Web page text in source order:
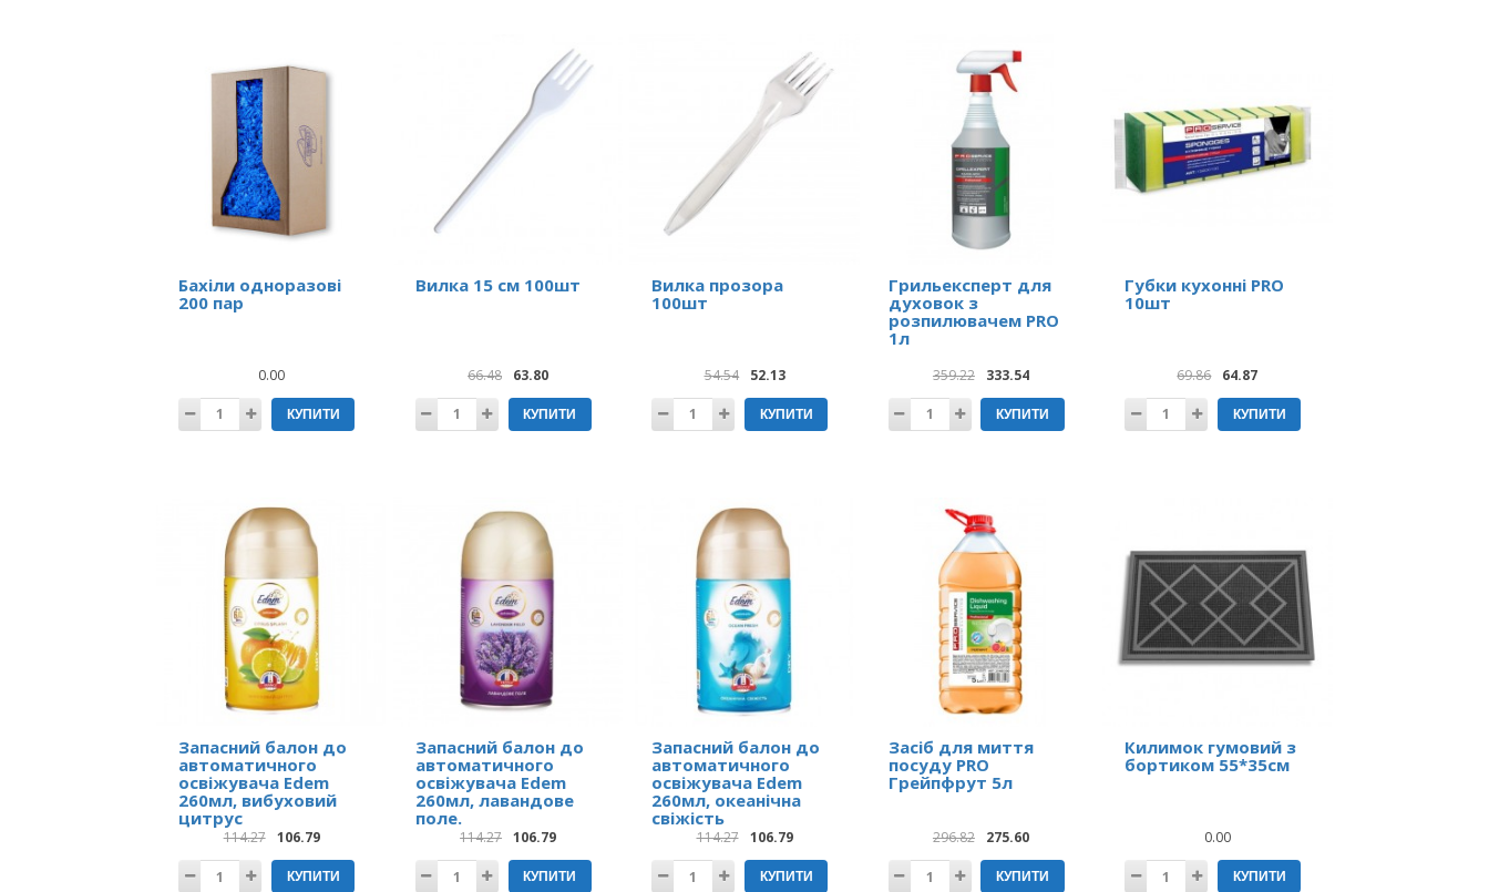
Бахіли одноразові
200 пар
0.00
КУПИТИ
Вилка 15 см 100шт
66.48 63.80
КУПИТИ
Вилка прозора
100шт
54.54 52.13
КУПИТИ
Грильексперт для
духовок з
розпилювачем PRO
1л
359.22 333.54
КУПИТИ
Губки кухонні PRO
10шт
69.86 64.87
КУПИТИ
Запасний балон до
автоматичного
освіжувача Edem
260мл, вибуховий
цитрус
114.27 106.79
КУПИТИ
Запасний балон до
автоматичного
освіжувача Edem
260мл, лавандове
поле.
114.27 106.79
КУПИТИ
Запасний балон до
автоматичного
освіжувача Edem
260мл, океанічна
свіжість
114.27 106.79
КУПИТИ
Засіб для миття
посуду PRO
Грейпфрут 5л
296.82 275.60
КУПИТИ
Килимок гумовий з
бортиком 55*35см
0.00
КУПИТИ